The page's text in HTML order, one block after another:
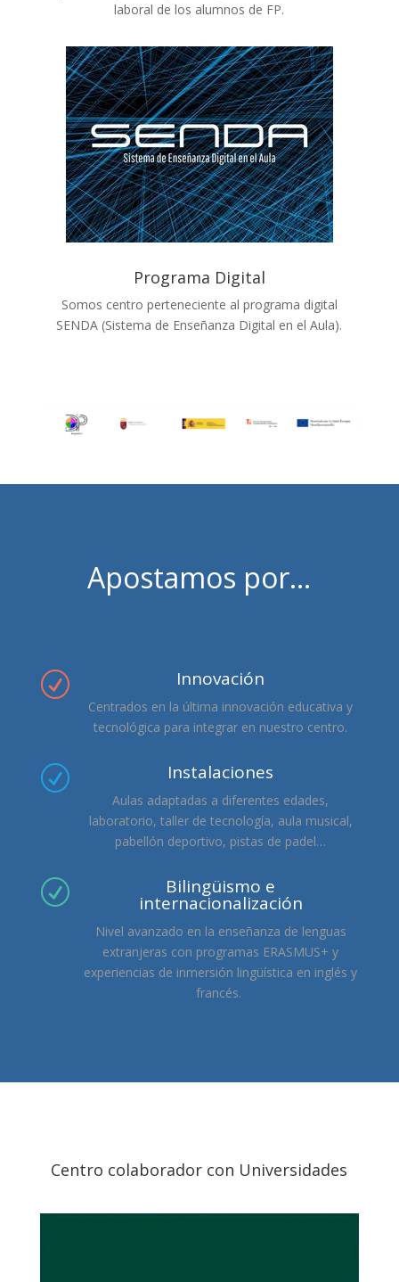
laboral de los alumnos de FP.
Programa Digital
Somos centro perteneciente al programa digital
SENDA (Sistema de Enseñanza Digital en el Aula).
Apostamos por…
R Innovación
Centrados en la última innovación educativa y
tecnológica para integrar en nuestro centro.
R Instalaciones
Aulas adaptadas a diferentes edades,
laboratorio, taller de tecnología, aula musical,
pabellón deportivo, pistas de padel…
R Bilingüismo e
internacionalización
Nivel avanzado en la enseñanza de lenguas
extranjeras con programas ERASMUS+ y
experiencias de inmersión lingüística en inglés y
francés.
Centro colaborador con Universidades